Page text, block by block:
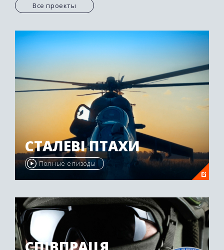
Все проекты
СТАЛЕВІ ПТАХИ
Полные епизоды